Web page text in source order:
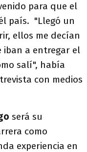
para que el
país. "Llegó un
ellos me decían
iban a entregar el
salí", había
con medios
será su
como
experiencia en